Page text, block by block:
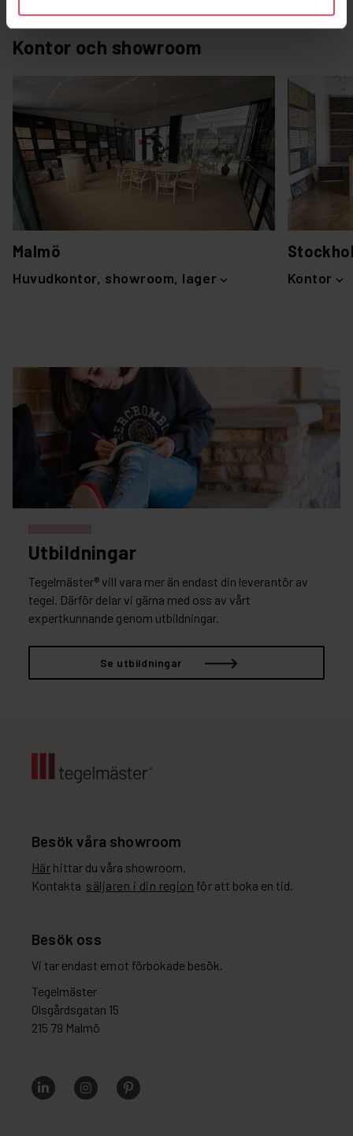
Kontor och showroom
Malmö
Huvudkontor, showroom, lager Kontor
Utbildningar
Tegelmäster® vill vara mer än endast din leverantör av
tegel. Därför delar vi gärna med oss av vårt
expertkunnande genom utbildningar.
Se utbildningar
Besök våra showroom
Här hittar du våra showroom.
Kontakta säljaren i din region för att boka en tid.
Besök oss
Vi tar endast emot förbokade besök.
Tegelmäster
Olsgårdsgatan 15
215 79 Malmö